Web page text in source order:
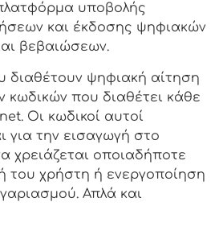
υποβολής
και έκδοσης ψηφιακών
βεβαιώσεων.
διαθέτουν ψηφιακή αίτηση
κωδικών που διαθέτει κάθε
Οι κωδικοί αυτοί
για την εισαγωγή στο
χρειάζεται οποιαδήποτε
του χρήστη ή ενεργοποίηση
Απλά και